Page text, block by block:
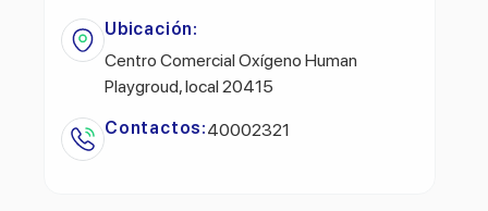
Ubicación:
Centro Comercial Oxígeno Human
Playgroud, local 20415
Contactos:40002321